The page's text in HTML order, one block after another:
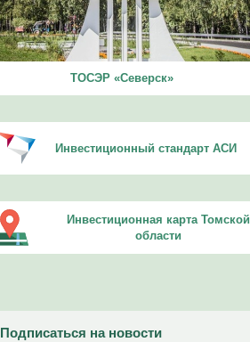
ТОСЭР «Северск»
Инвестиционный стандарт АСИ
Инвестиционная карта Томской
области
Подписаться на новости